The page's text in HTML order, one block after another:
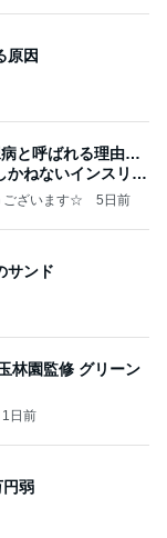
原因
と呼ばれる理由…
かねないインスリン
ございます☆ 5日前
サンド
林園監修 グリーン
1日前
円弱